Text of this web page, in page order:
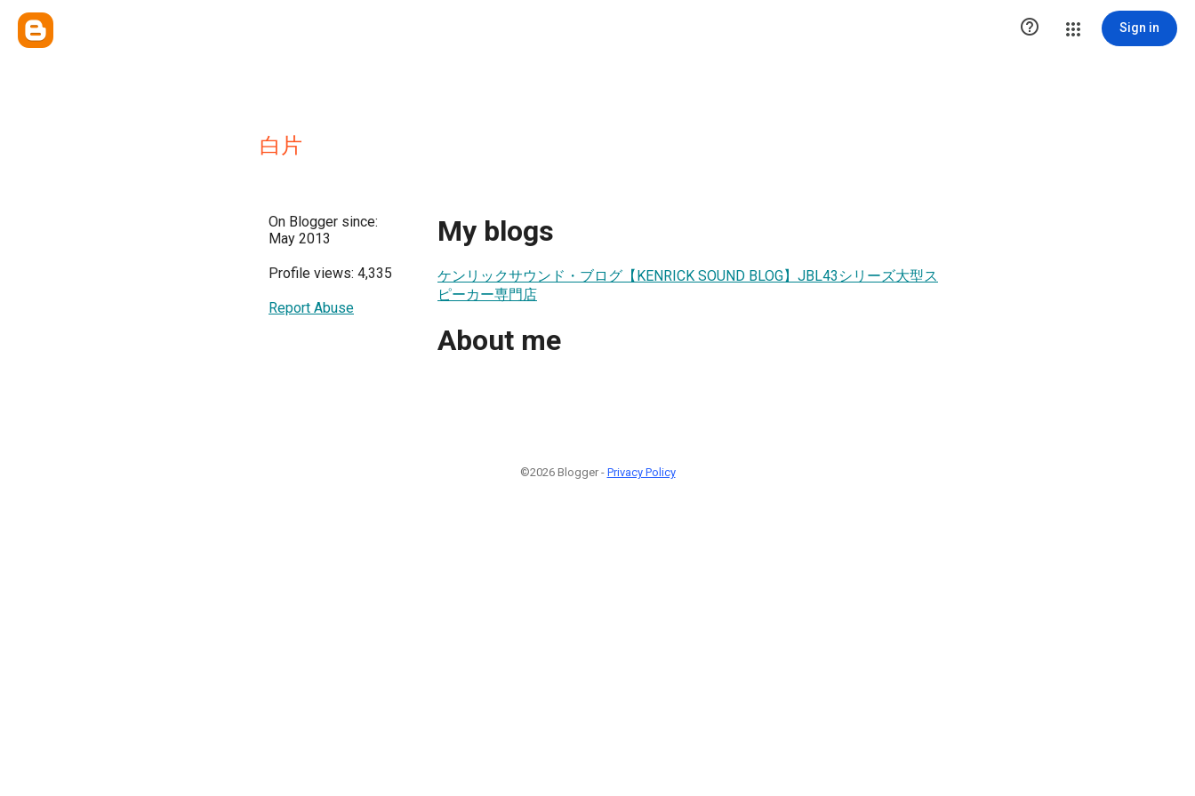
 Sign in
白片
On Blogger since:
May 2013
Profile views: 4,335
Report Abuse
My blogs
ケンリックサウンド・ブログ【KENRICK SOUND BLOG】JBL43シリーズ大型ス
ピーカー専門店
About me
©2026 Blogger - Privacy Policy